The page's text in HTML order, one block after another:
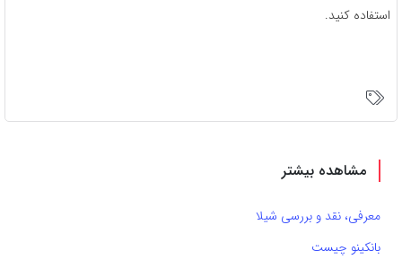
استفاده کنید.
مشاهده بیشتر
معرفی، نقد و بررسی شیلا
بانکینو چیست